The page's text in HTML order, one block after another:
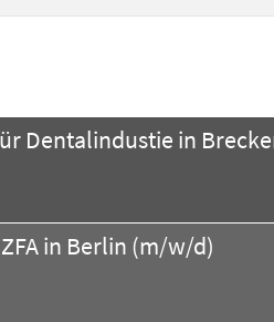
Dentalindustie in
in Berlin (m/w/d)